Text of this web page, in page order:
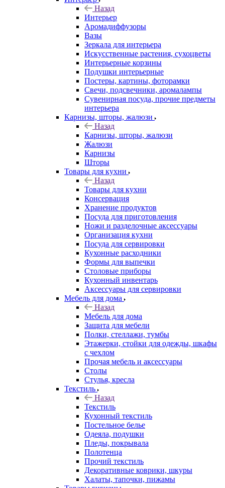
Назад
Интерьер
Аромадиффузоры
Вазы
Зеркала для интерьера
Искусственные растения, сухоцветы
Интерьерные корзины
Подушки интерьерные
Постеры, картины, фоторамки
Свечи, подсвечники, аромалампы
Сувенирная посуда, прочие предметы
интерьера
Карнизы, шторы, жалюзи
Назад
Карнизы, шторы, жалюзи
Жалюзи
Карнизы
Шторы
Товары для кухни
Назад
Товары для кухни
Консервация
Хранение продуктов
Посуда для приготовления
Ножи и разделочные аксессуары
Организация кухни
Посуда для сервировки
Кухонные расходники
Формы для выпечки
Столовые приборы
Кухонный инвентарь
Аксессуары для сервировки
Мебель для дома
Назад
Мебель для дома
Защита для мебели
Полки, стеллажи, тумбы
Этажерки, стойки для одежды, шкафы
с чехлом
Прочая мебель и аксессуары
Столы
Стулья, кресла
Текстиль
Назад
Текстиль
Кухонный текстиль
Постельное белье
Одеяла, подушки
Пледы, покрывала
Полотенца
Прочий текстиль
Декоративные коврики, шкуры
Халаты, тапочки, пижамы